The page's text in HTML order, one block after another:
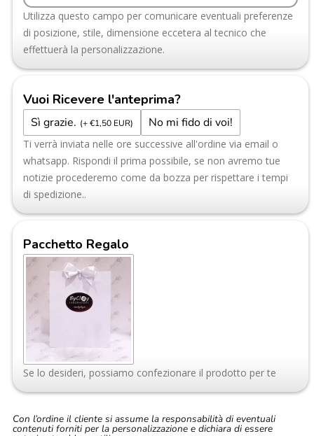
Utilizza questo campo per comunicare eventuali preferenze
di posizione, stile, dimensione eccetera al tecnico che
effettuerà la personalizzazione.
Vuoi Ricevere l'anteprima?
Sì grazie. (+ €1,50 EUR) No mi fido di voi!
Ti verrà inviata nelle ore successive all'ordine via email o
whatsapp. Rispondi il prima possibile, se non avremo tue
notizie procederemo come da bozza per rispettare i tempi
di spedizione..
Pacchetto Regalo
Se lo desideri, possiamo confezionare il prodotto per te
Con l’ordine il cliente si assume la responsabilità di eventuali
contenuti forniti per la personalizzazione e dichiara di essere